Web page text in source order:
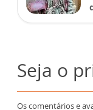
Seja o
Os comentários e